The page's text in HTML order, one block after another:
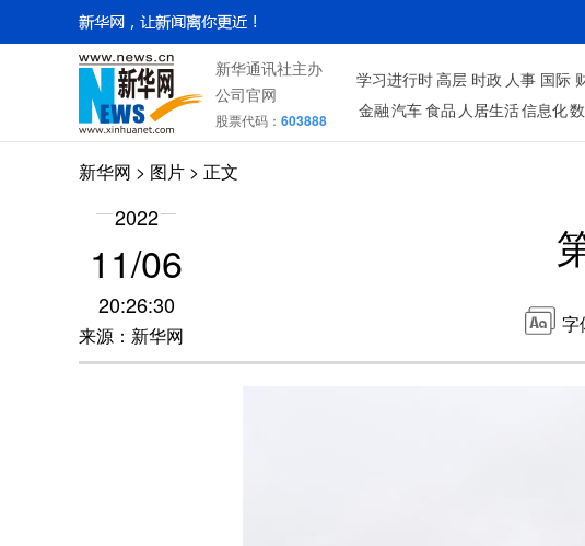
新华通讯社主办
公司官网
股票代码： 603888
学习进行时高层 时政 人事 国际
金融汽车食品 人居生活信息化
新华网 > 图片 > 正文
2022
11/06
20:26:30
来源：新华网 字